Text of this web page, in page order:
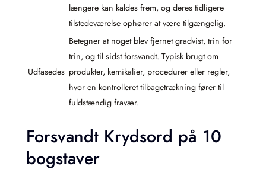
længere kan kaldes frem, og deres tidligere
tilstedeværelse ophører at være tilgængelig.
Udfasedes
Betegner at noget blev fjernet gradvist, trin for
trin, og til sidst forsvandt. Typisk brugt om
produkter, kemikalier, procedurer eller regler,
hvor en kontrolleret tilbagetrækning fører til
fuldstændig fravær.
Forsvandt Krydsord på 10
bogstaver